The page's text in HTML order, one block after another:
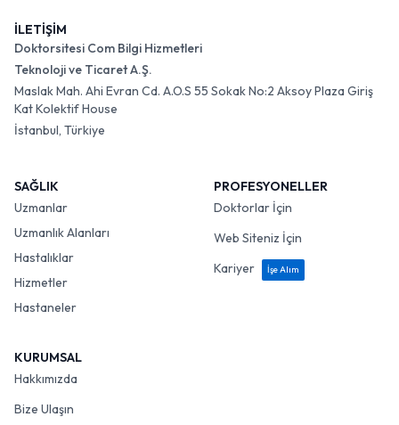
İLETİŞİM
Doktorsitesi Com Bilgi Hizmetleri
Teknoloji ve Ticaret A.Ş.
Maslak Mah. Ahi Evran Cd. A.O.S 55 Sokak No:2 Aksoy Plaza Giriş
Kat Kolektif House
İstanbul, Türkiye
SAĞLIK
Uzmanlar
Uzmanlık Alanları
Hastalıklar
Hizmetler
Hastaneler
PROFESYONELLER
Doktorlar İçin
Web Siteniz İçin
Kariyer
İşe Alım
KURUMSAL
Hakkımızda
Bize Ulaşın